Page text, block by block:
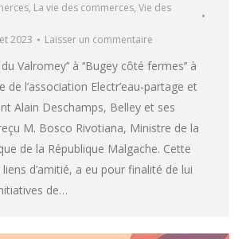
, La vie des commerces, Vie des
2023 Laisser un commentaire
Valromey’’ à ‘‘Bugey côté fermes’’ à
de l’association Electr’eau-partage et
Alain Deschamps, Belley et ses
M. Bosco Rivotiana, Ministre de la
de la République Malgache. Cette
d’amitié, a eu pour finalité de lui
de…